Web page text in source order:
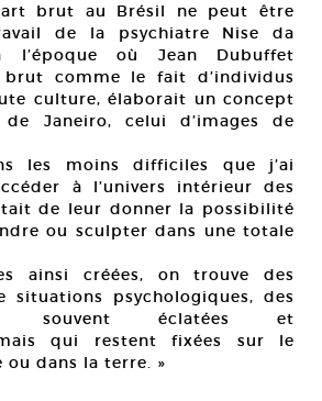
brut au Brésil ne peut être
de la psychiatre Nise da
l’époque où Jean Dubuffet
brut comme le fait d’individus
culture, élaborait un concept
Janeiro, celui d’images de
les moins difficiles que j’ai
à l’univers intérieur des
de leur donner la possibilité
ou sculpter dans une totale
ainsi créées, on trouve des
situations psychologiques, des
souvent éclatées et
qui restent fixées sur le
dans la terre. »